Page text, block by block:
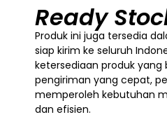
Ready
Produk ini juga tersedia
siap kirim ke seluruh
ketersediaan produk yang
pengiriman yang cepat,
memperoleh kebutuhan
dan efisien.